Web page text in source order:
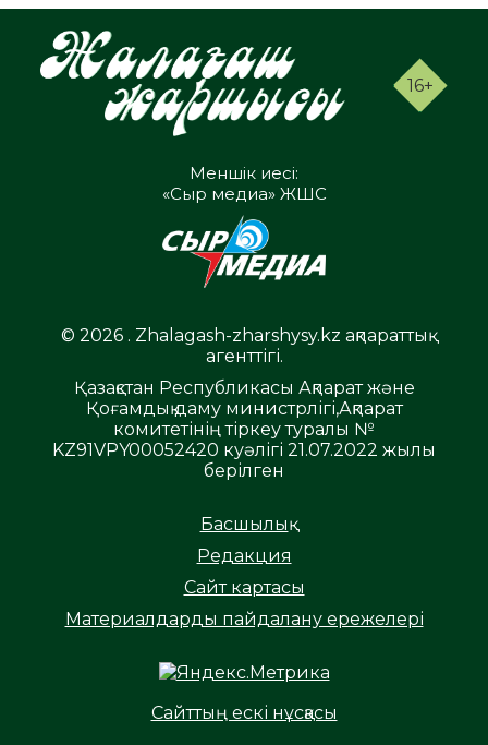
16+
Меншік иесі:
«Сыр медиа» ЖШС
© 2026 . Zhalagash-zharshysy.kz ақпараттық
агенттігі.
Қазақстан Республикасы Ақпарат және
Қоғамдық даму министрлігі,Ақпарат
комитетінің тіркеу туралы №
KZ91VPY00052420 куәлігі 21.07.2022 жылы
берілген
Басшылық
Редакция
Сайт картасы
Материалдарды пайдалану ережелері
Сайттың ескі нұсқасы